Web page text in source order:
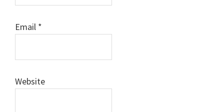
Email *
Website